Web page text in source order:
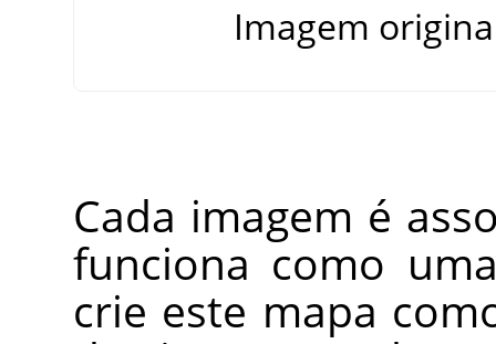
Imagem
Cada imagem é
funciona como
crie este mapa